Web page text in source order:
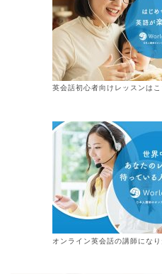
英会話初心者向けレッスンはこ
オンライン英会話の講師にな